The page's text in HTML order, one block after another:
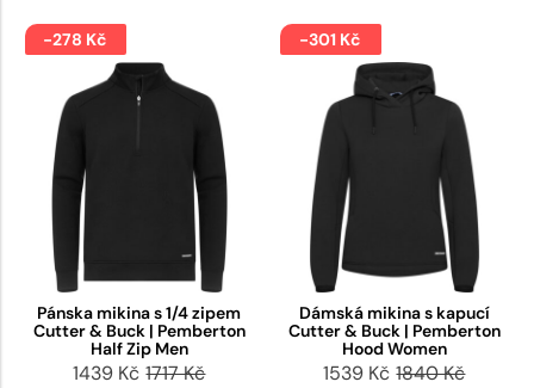
-278 Kč
Pánska mikina s 1/4 zipem
Cutter & Buck | Pemberton
Half Zip Men
1439 Kč 1717 Kč
-301 Kč
Dámská mikina s kapucí
Cutter & Buck | Pemberton
Hood Women
1539 Kč 1840 Kč